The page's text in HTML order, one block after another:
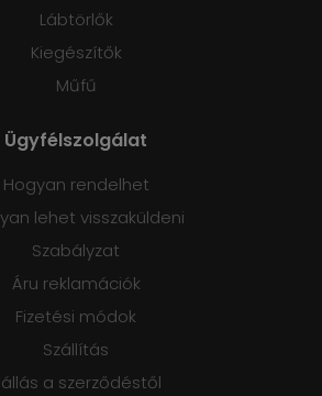
Lábtörlők
Kiegészítők
Műfű
Ügyfélszolgálat
Hogyan rendelhet
lehet visszaküldeni
Szabályzat
Áru reklamációk
Fizetési módok
Szállítás
a szerződéstől